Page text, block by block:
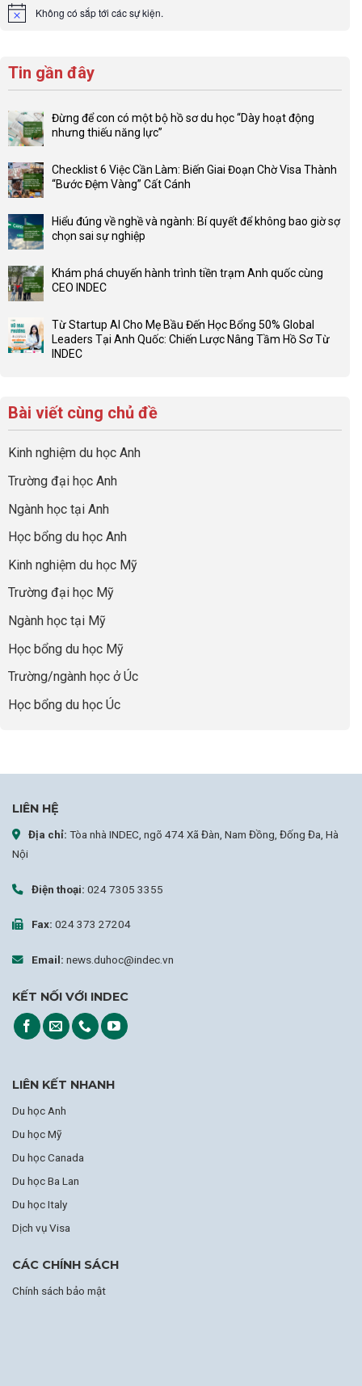
Notice Không có sắp tới các sự kiện.
Tin gần đây
Đừng để con có một bộ hồ sơ du học “Dày hoạt động
nhưng thiếu năng lực”
bình
luận
Đừng
để
một
bộ
sơ
du
học
nhưng
thiếu
lực”
Checklist 6 Việc Cần Làm: Biến Giai Đoạn Chờ Visa Thành
“Bước Đệm Vàng” Cất Cánh
bình
luận
Checklist
6
Làm:
Biến
Giai
Thành
“Bước
Đệm
Vàng”
Cất
Cánh
Hiểu đúng về nghề và ngành: Bí quyết để không bao giờ sợ
chọn sai sự nghiệp
bình
luận
Hiểu
đúng
về
Bí
quyết
không
giờ
chọn
sự
Khám phá chuyến hành trình tiền trạm Anh quốc cùng
CEO INDEC
bình
luận
ở
chuyến
hành
trình
tiền
trạm
Anh
quốc
cùng
CEO
INDEC
Từ Startup AI Cho Mẹ Bầu Đến Học Bổng 50% Global
Leaders Tại Anh Quốc: Chiến Lược Nâng Tầm Hồ Sơ Từ
INDEC
luận
Startup
Cho
Bầu
Học
50%
Global
Leaders
Anh
Quốc:
Chiến
Lược
Nâng
Tầm
Hồ
Bài viết cùng chủ đề
Kinh nghiệm du học Anh
Trường đại học Anh
Ngành học tại Anh
Học bổng du học Anh
Kinh nghiệm du học Mỹ
Trường đại học Mỹ
Ngành học tại Mỹ
Học bổng du học Mỹ
Trường/ngành học ở Úc
Học bổng du học Úc
LIÊN HỆ
Địa chỉ: Tòa nhà INDEC, ngõ 474 Xã Đàn, Nam Đồng, Đống Đa, Hà
Nội
Điện thoại: 024 7305 3355
Fax: 024 373 27204
Email: news.duhoc@indec.vn
KẾT NỐI VỚI INDEC
LIÊN KẾT NHANH
Du học Anh
Du học Mỹ
Du học Canada
Du học Ba Lan
Du học Italy
Dịch vụ Visa
CÁC CHÍNH SÁCH
Chính sách bảo mật